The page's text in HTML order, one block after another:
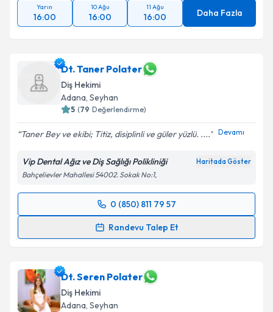
Yarın
16:00
10 Ağu
16:00
11 Ağu
16:00 Daha Fazla
Dt. Taner Polater
Diş Hekimi
Adana, Seyhan
5 (79 Değerlendirme)
Taner Bey ve ekibi; Titiz, disiplinli ve güler yüzlü. .... Devamı
Vip Dental Ağız ve Diş Sağlığı Polikliniği Haritada Göster
Bahçelievler Mahallesi 54002. Sokak No:1,
0 (850) 811 79 57
Randevu Talep Et
Randevu Takvimi Talebi
takvim hazırlandığında e-posta ile bilgilendireceğiz.
E-posta Adresiniz
Dt. Seren Polater
Diş Hekimi
Adana, Seyhan